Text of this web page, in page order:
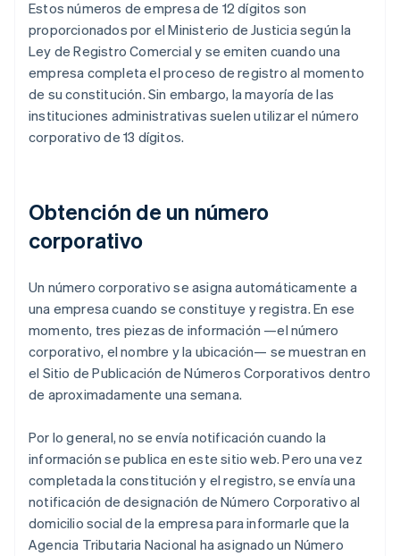
Estos números de empresa de 12 dígitos son
proporcionados por el Ministerio de Justicia según la
Ley de Registro Comercial y se emiten cuando una
empresa completa el proceso de registro al momento
de su constitución. Sin embargo, la mayoría de las
instituciones administrativas suelen utilizar el número
corporativo de 13 dígitos.
Obtención de un número
corporativo
Un número corporativo se asigna automáticamente a
una empresa cuando se constituye y registra. En ese
momento, tres piezas de información —el número
corporativo, el nombre y la ubicación— se muestran en
el Sitio de Publicación de Números Corporativos dentro
de aproximadamente una semana.
Por lo general, no se envía notificación cuando la
información se publica en este sitio web. Pero una vez
completada la constitución y el registro, se envía una
notificación de designación de Número Corporativo al
domicilio social de la empresa para informarle que la
Agencia Tributaria Nacional ha asignado un Número